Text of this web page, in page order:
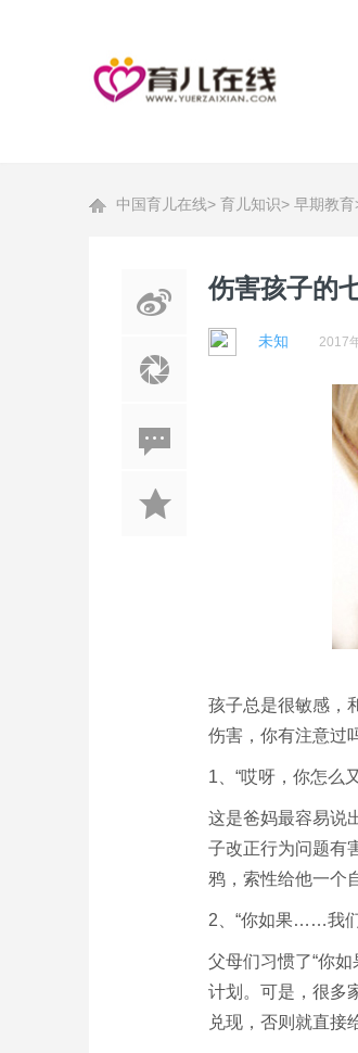
中国育儿在线> 育儿知识> 早期教育
伤害孩子的
未知 2017
孩子总是很敏感，
伤害，你有注意过
1、“哎呀，你怎
这是爸妈最容易说
子改正行为问题有
鸦，索性给他一个
2、“你如果……我
父母们习惯了“你
计划。可是，很多
兑现，否则就直接